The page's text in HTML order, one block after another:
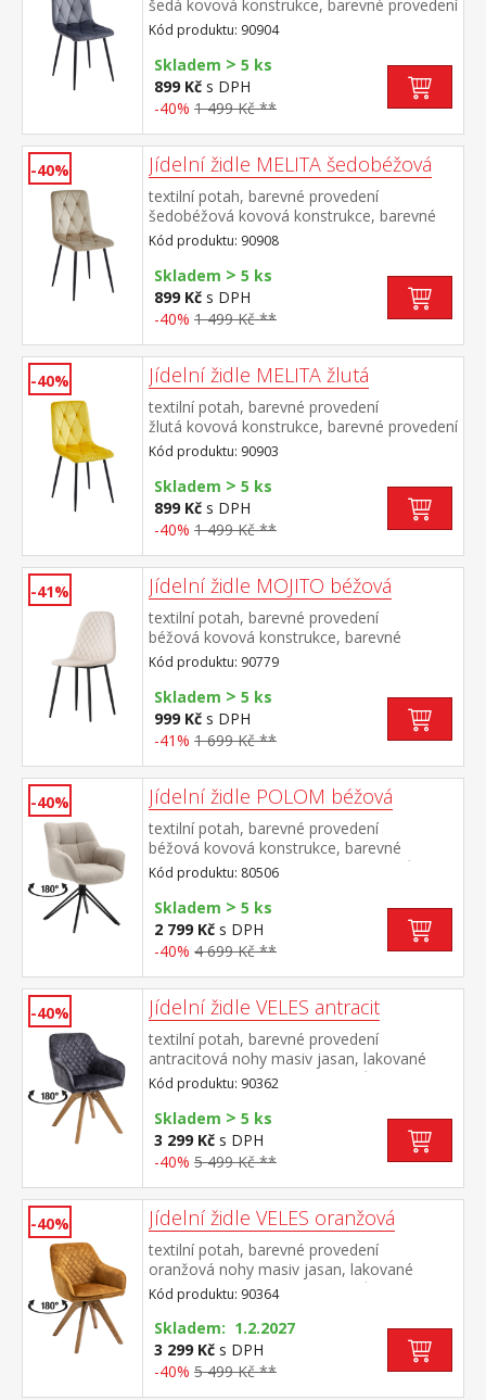
šedá kovová konstrukce, barevné provedení
černá výška sedu 50 cm doporučená
nosnost do 120 kg
Kód produktu: 90904
Skladem > 5 ks
899 Kč s DPH
-40% 1 499 Kč **
-40% Jídelní židle MELITA šedobéžová
textilní potah, barevné provedení
šedobéžová kovová konstrukce, barevné
provedení černá výška sedu 50
cm doporučená nosnost do 120 kg
Kód produktu: 90908
Skladem > 5 ks
899 Kč s DPH
-40% 1 499 Kč **
-40% Jídelní židle MELITA žlutá
textilní potah, barevné provedení
žlutá kovová konstrukce, barevné provedení
černá výška sedu 50 cm doporučená
nosnost do 120 kg
Kód produktu: 90903
Skladem > 5 ks
899 Kč s DPH
-40% 1 499 Kč **
-41% Jídelní židle MOJITO béžová
textilní potah, barevné provedení
béžová kovová konstrukce, barevné
provedení černá výška sedu 48
cm doporučená nosnost do 120 kg
Kód produktu: 90779
Skladem > 5 ks
999 Kč s DPH
-41% 1 699 Kč **
-40% Jídelní židle POLOM béžová
textilní potah, barevné provedení
béžová kovová konstrukce, barevné
provedení černá otočná o 180 stupňů výška
sedu 50 cm doporučená nosnost do 120 kg
Kód produktu: 80506
Skladem > 5 ks
2 799 Kč s DPH
-40% 4 699 Kč **
-40% Jídelní židle VELES antracit
textilní potah, barevné provedení
antracitová nohy masiv jasan, lakované
provedení otočná o 180 stupňů výška sedu
47 cm doporučená nosnost do 120 kg
Kód produktu: 90362
Skladem > 5 ks
3 299 Kč s DPH
-40% 5 499 Kč **
-40% Jídelní židle VELES oranžová
textilní potah, barevné provedení
oranžová nohy masiv jasan, lakované
provedení otočná o 180 stupňů výška sedu
47 cm doporučená nosnost do 120 kg
Kód produktu: 90364
Skladem: 1.2.2027
3 299 Kč s DPH
-40% 5 499 Kč **